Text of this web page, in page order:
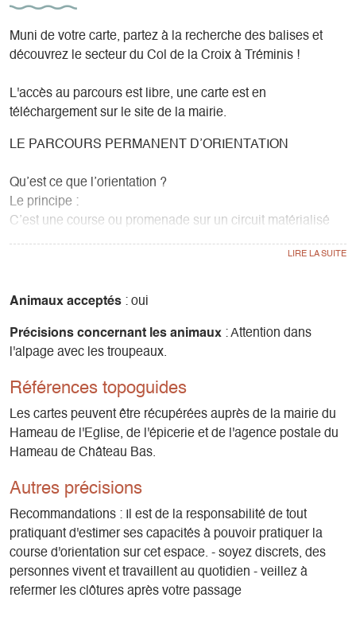
Muni de votre carte, partez à la recherche des balises et
découvrez le secteur du Col de la Croix à Tréminis !
L'accès au parcours est libre, une carte est en
téléchargement sur le site de la mairie.
LE PARCOURS PERMANENT D’ORIENTATION
Qu’est ce que l’orientation ?
Le principe :
C’est une course ou promenade sur un circuit matérialisé
numéro). L’orienteur doit découvrir les balises de son
carte et éventuellement d’une boussole.
perfore la carte et atteste du passage de l’orienteur. Situe
précisément l’emplacement de la balise et son numéro.
utilisés sur la carte, vous pouvez vous renseigner auprès de
la légende que vous trouver au bord de la carte.
Contrôle du parcours :
du poinçon de la balise avec le tableau de contrôle fourni
avec la carte.
Quelques conseils avant le départ :
Ne partez pas sans votre carte. Elle vous permet de vous
situer sur le terrain est d’évaluer les distances.
Animaux acceptés : oui
Précisions concernant les animaux : Attention dans
l'alpage avec les troupeaux.
Références topoguides
Les cartes peuvent être récupérées auprès de la mairie du
Hameau de l'Eglise, de l'épicerie et de l'agence postale du
Hameau de Château Bas.
Autres précisions
Recommandations : Il est de la responsabilité de tout
pratiquant d'estimer ses capacités à pouvoir pratiquer la
course d'orientation sur cet espace. - soyez discrets, des
personnes vivent et travaillent au quotidien - veillez à
refermer les clôtures après votre passage